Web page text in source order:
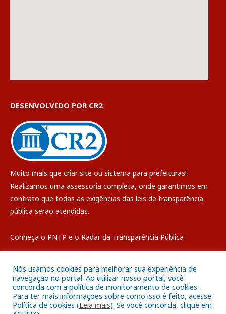
DESENVOLVIDO POR CR2
Muito mais que criar site ou sistema para prefeituras!
Realizamos uma assessoria completa, onde garantimos em
contrato que todas as exigências das leis de transparência
pública serão atendidas.
Conheça o PNTP e o Radar da Transparência Pública
Todos os direitos reservados a Câmara Municipal de Breves
Nós usamos cookies para melhorar sua experiência de
navegação no portal. Ao utilizar nosso portal, você
concorda com a política de monitoramento de cookies.
Para ter mais informações sobre como isso é feito, acesse
Política de cookies (Leia mais). Se você concorda, clique em